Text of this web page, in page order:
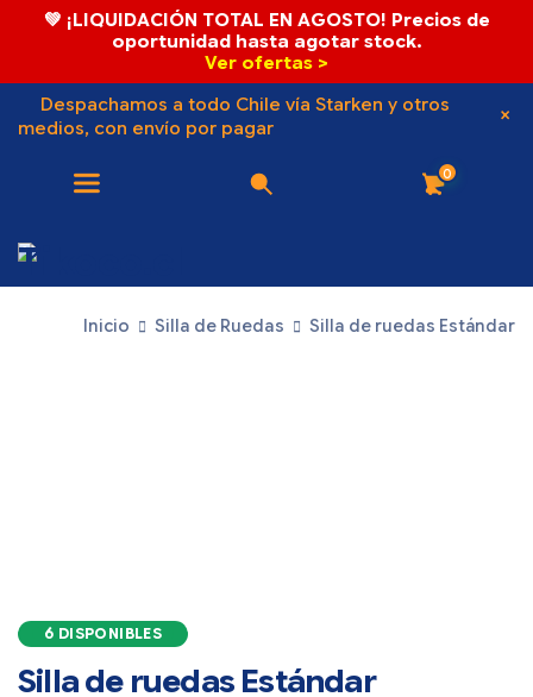
💚 ¡LIQUIDACIÓN TOTAL EN AGOSTO! Precios de
oportunidad hasta agotar stock.
Ver ofertas >
Despachamos a todo Chile vía Starken y otros
medios, con envío por pagar
0
Inicio Silla de Ruedas Silla de ruedas Estándar
6 DISPONIBLES
Silla de ruedas Estándar